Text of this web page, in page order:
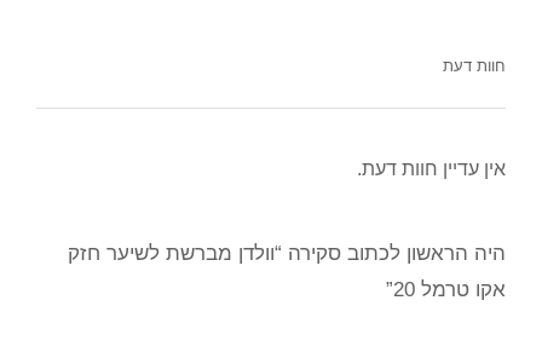
חוות דעת
אין עדיין חוות דעת.
היה הראשון לכתוב סקירה “וולדן מברשת לשיער חזק
אקו טרמל 20”